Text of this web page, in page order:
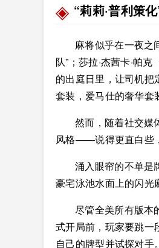
“莉莉·普利策
麻将似乎在一夜之
队”；莎拉·杰茜卡·帕
的出庭日里，让司机把
套装，爱马仕的奢华套
然而，随着社交媒
风格——说得更直白些
涌入眼帘的不单是
豪宅泳池水面上的闪光
尽管全美所有版本
式开局前，玩家要跳一
自己的牌型并试探对手。